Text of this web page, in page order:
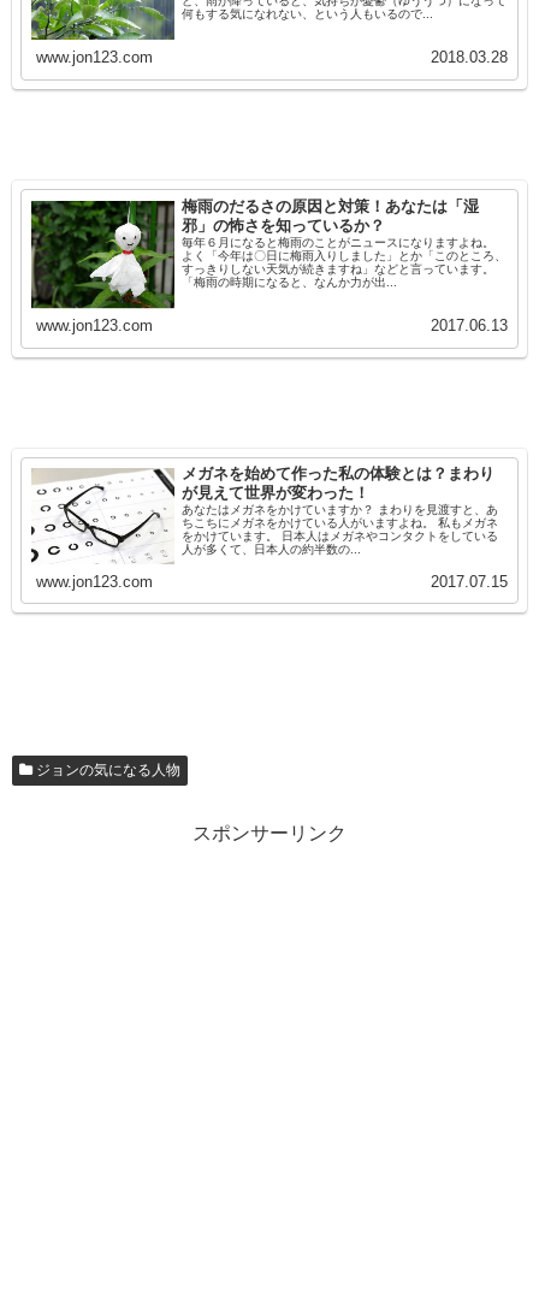
何もする気になれない、という人もいるので...
www.jon123.com 2018.03.28
梅雨のだるさの原因と対策！あなたは「湿
邪」の怖さを知っているか？
毎年６月になると梅雨のことがニュースになりますよね。
よく「今年は〇日に梅雨入りしました」とか「このところ、
すっきりしない天気が続きますね」などと言っています。
「梅雨の時期になると、なんか力が出...
www.jon123.com 2017.06.13
メガネを始めて作った私の体験とは？まわり
が見えて世界が変わった！
あなたはメガネをかけていますか？ まわりを見渡すと、あ
ちこちにメガネをかけている人がいますよね。 私もメガネ
をかけています。 日本人はメガネやコンタクトをしている
人が多くて、日本人の約半数の...
www.jon123.com 2017.07.15
ジョンの気になる人物
スポンサーリンク